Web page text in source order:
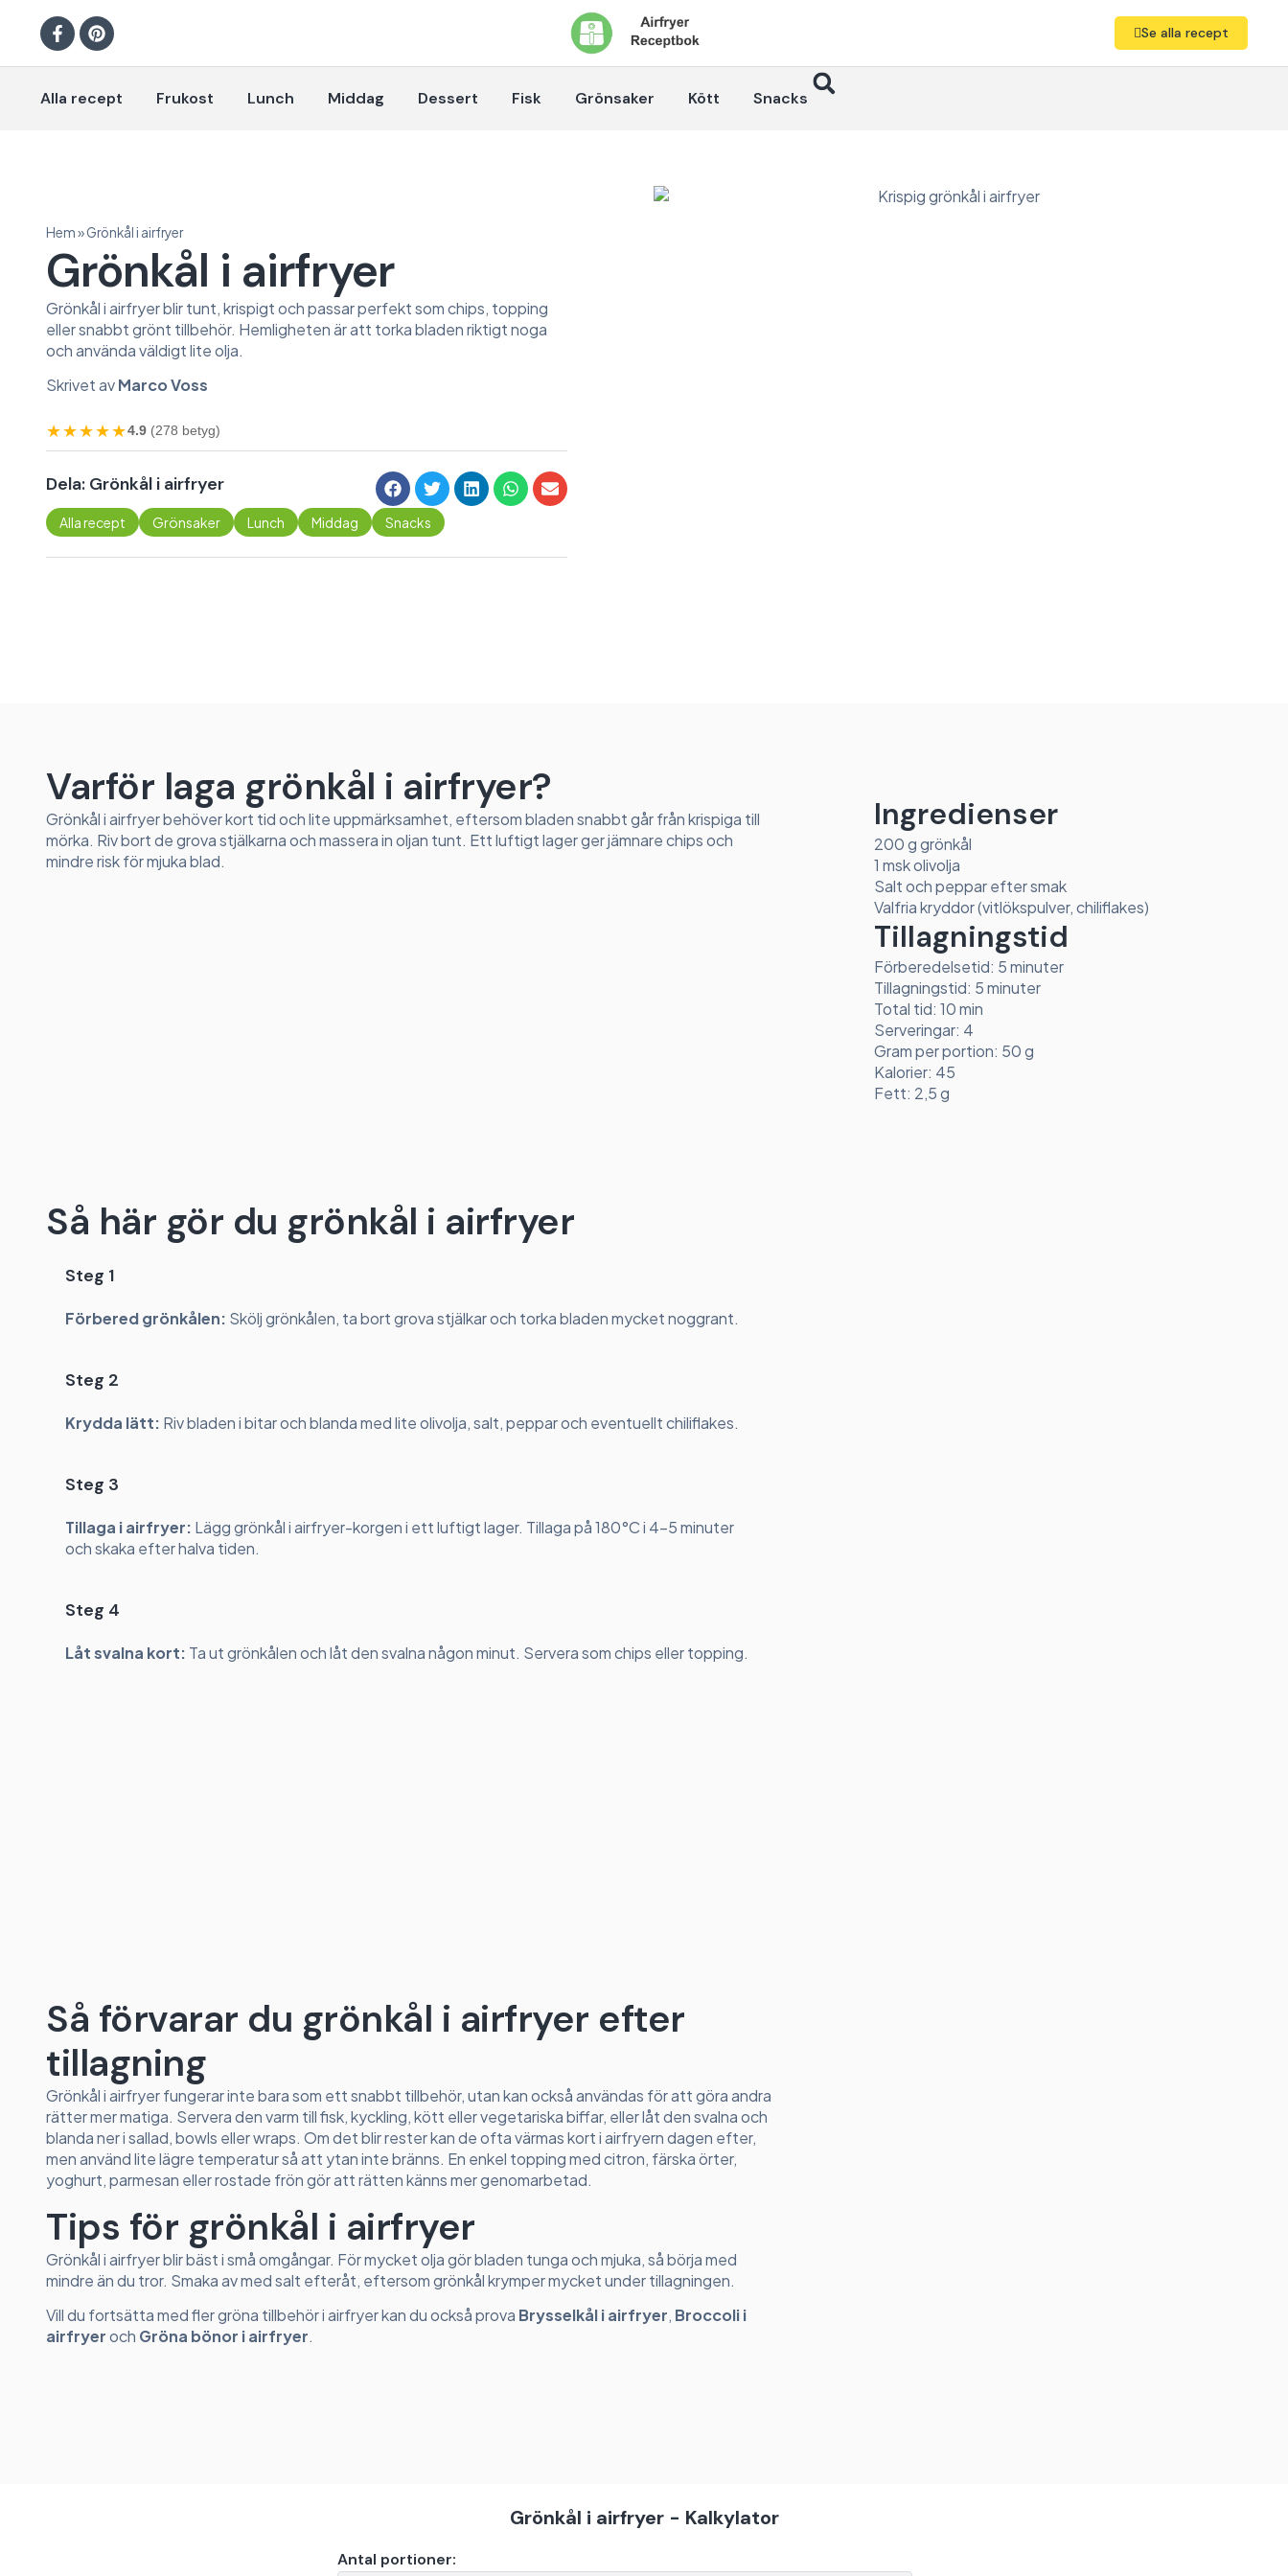
Se alla recept
Alla recept Frukost Lunch Middag Dessert Fisk Grönsaker Kött Snacks
Hem»Grönkål i airfryer
Grönkål i airfryer
Grönkål i airfryer blir tunt, krispigt och passar perfekt som chips, topping
eller snabbt grönt tillbehör. Hemligheten är att torka bladen riktigt noga
och använda väldigt lite olja.
Skrivet avMarco Voss
★★★★★4.9 (278 betyg)
Dela: Grönkål i airfryer
Alla recept Grönsaker Lunch Middag Snacks
Varför laga grönkål i airfryer?
Grönkål i airfryer behöver kort tid och lite uppmärksamhet, eftersom bladen snabbt går från krispiga till
mörka. Riv bort de grova stjälkarna och massera in oljan tunt. Ett luftigt lager ger jämnare chips och
mindre risk för mjuka blad.
Så här gör du grönkål i airfryer
Steg 1
Förbered grönkålen: Skölj grönkålen, ta bort grova stjälkar och torka bladen mycket noggrant.
Steg 2
Krydda lätt: Riv bladen i bitar och blanda med lite olivolja, salt, peppar och eventuellt chiliflakes.
Steg 3
Tillaga i airfryer: Lägg grönkål i airfryer-korgen i ett luftigt lager. Tillaga på 180°C i 4-5 minuter
och skaka efter halva tiden.
Steg 4
Låt svalna kort: Ta ut grönkålen och låt den svalna någon minut. Servera som chips eller topping.
Så förvarar du grönkål i airfryer efter
tillagning
Grönkål i airfryer fungerar inte bara som ett snabbt tillbehör, utan kan också användas för att göra andra
rätter mer matiga. Servera den varm till fisk, kyckling, kött eller vegetariska biffar, eller låt den svalna och
blanda ner i sallad, bowls eller wraps. Om det blir rester kan de ofta värmas kort i airfryern dagen efter,
men använd lite lägre temperatur så att ytan inte bränns. En enkel topping med citron, färska örter,
yoghurt, parmesan eller rostade frön gör att rätten känns mer genomarbetad.
Tips för grönkål i airfryer
Grönkål i airfryer blir bäst i små omgångar. För mycket olja gör bladen tunga och mjuka, så börja med
mindre än du tror. Smaka av med salt efteråt, eftersom grönkål krymper mycket under tillagningen.
Vill du fortsätta med fler gröna tillbehör i airfryer kan du också prova Brysselkål i airfryer, Broccoli i
airfryeroch Gröna bönor i airfryer.
Ingredienser
200 g grönkål
1 msk olivolja
Salt och peppar efter smak
Valfria kryddor (vitlökspulver, chiliflakes)
Tillagningstid
Förberedelsetid: 5 minuter
Tillagningstid: 5 minuter
Total tid: 10 min
Serveringar: 4
Gram per portion: 50 g
Kalorier: 45
Fett: 2,5 g
Grönkål i airfryer - Kalkylator
Antal portioner: